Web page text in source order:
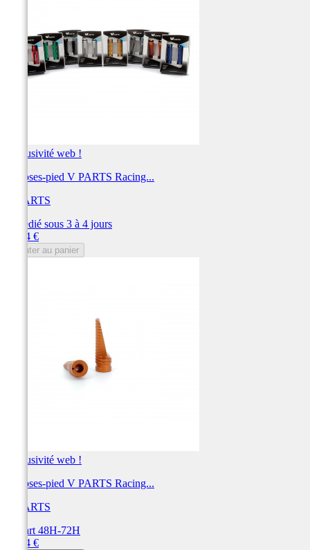
Exclusivité web !
Reposes-pied V PARTS Racing...
V PARTS
Expédié sous 3 à 4 jours
39,94 €
Ajouter au panier
Exclusivité web !
Reposes-pied V PARTS Racing...
V PARTS
Départ 48H-72H
39,94 €